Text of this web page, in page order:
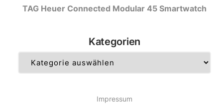
TAG Heuer Connected Modular 45 Smartwatch
Kategorien
Impressum